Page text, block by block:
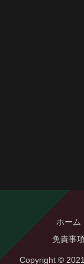
ホーム
免責事
Copyright ©